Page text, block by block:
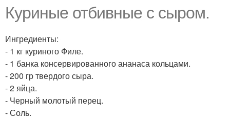
Куриные отбивные с сыром.
Ингредиенты:
- 1 кг куриного Филе.
- 1 банка консервированного ананаса кольцами.
- 200 гр твердого сыра.
- 2 яйца.
- Черный молотый перец.
- Соль.